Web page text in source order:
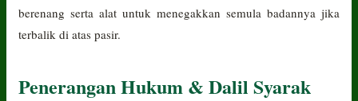
berenang serta alat untuk menegakkan semula badannya jika
terbalik di atas pasir.
Penerangan Hukum & Dalil Syarak